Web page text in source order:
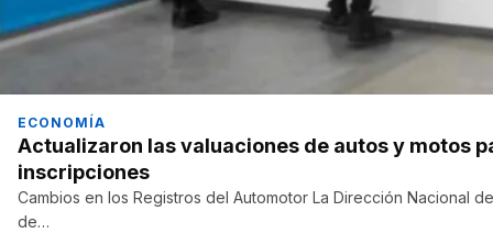
ECONOMÍA
Actualizaron las valuaciones de autos y motos
inscripciones
Cambios en los Registros del Automotor La Dirección Nacional
de…